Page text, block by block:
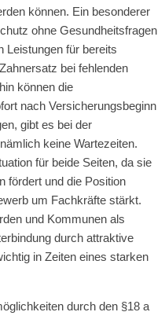
können. Ein besonderer
ohne Gesundheitsfragen
Leistungen für bereits
bei fehlenden
können die
nach Versicherungsbeginn
gibt es bei der
keine Wartezeiten.
für beide Seiten, da sie
fördert und die Position
um Fachkräfte stärkt.
und Kommunen als
durch attraktive
in Zeiten eines starken
durch den §18 a